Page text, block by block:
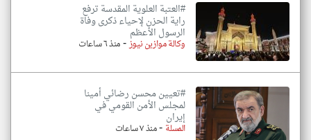
#العتبة العلوية المقدسة ترفع
راية الحزن لإحياء ذكرى وفاة
الرسول الأعظم
وكالة موازين نيوز-منذ ٦ ساعات
#تعيين محسن رضائي أمينا
لمجلس الأمن القومي في
إيران
المسلة -منذ ٧ ساعات